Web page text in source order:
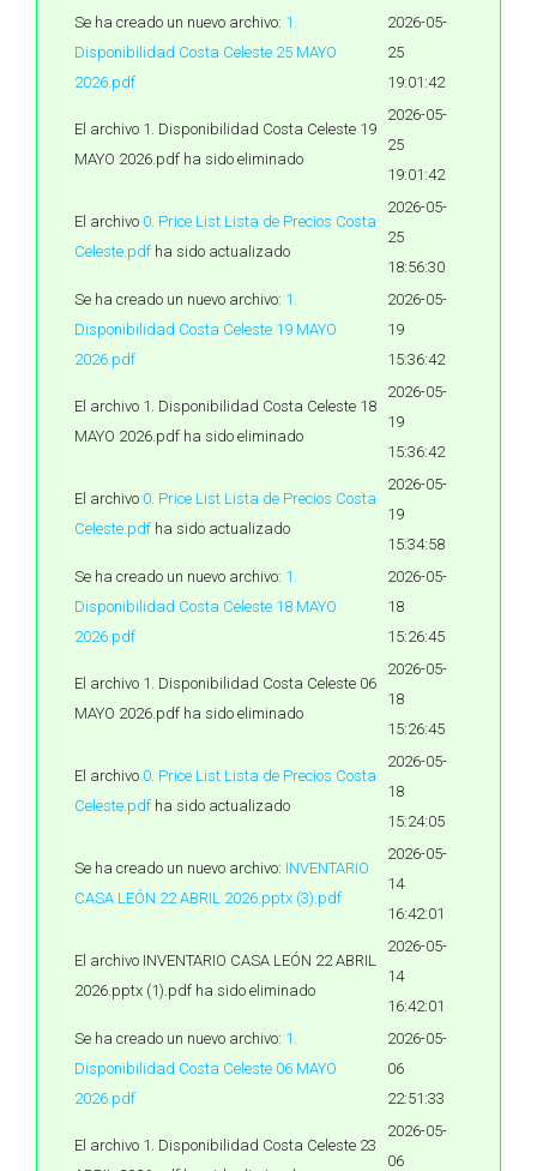
Se ha creado un nuevo archivo: 1.
Disponibilidad Costa Celeste 25 MAYO
2026.pdf
2026-05-
25
19:01:42
El archivo 1. Disponibilidad Costa Celeste 19
MAYO 2026.pdf ha sido eliminado
2026-05-
25
19:01:42
El archivo 0. Price List Lista de Precios Costa
Celeste.pdf ha sido actualizado
2026-05-
25
18:56:30
Se ha creado un nuevo archivo: 1.
Disponibilidad Costa Celeste 19 MAYO
2026.pdf
2026-05-
19
15:36:42
El archivo 1. Disponibilidad Costa Celeste 18
MAYO 2026.pdf ha sido eliminado
2026-05-
19
15:36:42
El archivo 0. Price List Lista de Precios Costa
Celeste.pdf ha sido actualizado
2026-05-
19
15:34:58
Se ha creado un nuevo archivo: 1.
Disponibilidad Costa Celeste 18 MAYO
2026.pdf
2026-05-
18
15:26:45
El archivo 1. Disponibilidad Costa Celeste 06
MAYO 2026.pdf ha sido eliminado
2026-05-
18
15:26:45
El archivo 0. Price List Lista de Precios Costa
Celeste.pdf ha sido actualizado
2026-05-
18
15:24:05
Se ha creado un nuevo archivo: INVENTARIO
CASA LEÓN 22 ABRIL 2026.pptx (3).pdf
2026-05-
14
16:42:01
El archivo INVENTARIO CASA LEÓN 22 ABRIL
2026.pptx (1).pdf ha sido eliminado
2026-05-
14
16:42:01
Se ha creado un nuevo archivo: 1.
Disponibilidad Costa Celeste 06 MAYO
2026.pdf
2026-05-
06
22:51:33
El archivo 1. Disponibilidad Costa Celeste 23
2026-05-
06